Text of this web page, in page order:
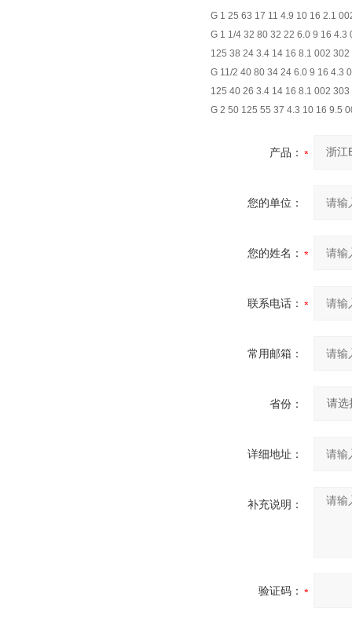
G 1 25 63 17 11 4.9 10 16 2.1
G 1 1/4 32 80 32 22 6.0 9 16 4.3
125 38 24 3.4 14 16 8.1 002 302
G 11/2 40 80 34 24 6.0 9 16 4.3
125 40 26 3.4 14 16 8.1 002 303
G 2 50 125 55 37 4.3 10 16 9.5
产品：
您的单位：
您的姓名：
联系电话：
常用邮箱：
省份：
详细地址：
补充说明：
验证码：